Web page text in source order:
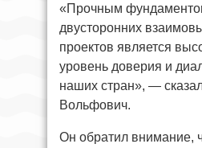
«Прочным
двусторонних
проектов является
уровень доверия и
наших стран», —
Вольфович.
Он обратил внимание,